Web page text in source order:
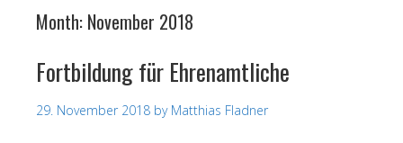
Month: November 2018
Fortbildung für Ehrenamtliche
29. November 2018 by Matthias Fladner